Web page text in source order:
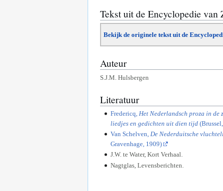
Tekst uit de Encyclopedie van
Bekijk de originele tekst uit de
Auteur
S.J.M. Hulsbergen
Literatuur
Fredericq, Het Nederlandsch proza in de
liedjes en gedichten uit dien tijd
Van Schelven, De Nederduitsche
Gravenhage, 1909)
J.W. te Water, Kort Verhaal.
Nagtglas, Levensberichten.